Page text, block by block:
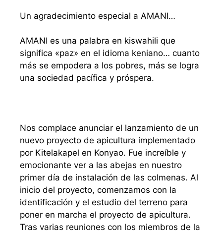
Un agradecimiento especial a AMANI…
AMANI es una palabra en kiswahili que
significa «paz» en el idioma keniano… cuanto
más se empodera a los pobres, más se logra
una sociedad pacífica y próspera.
Nos complace anunciar el lanzamiento de un
nuevo proyecto de apicultura implementado
por Kitelakapel en Konyao. Fue increíble y
emocionante ver a las abejas en nuestro
primer día de instalación de las colmenas. Al
inicio del proyecto, comenzamos con la
identificación y el estudio del terreno para
poner en marcha el proyecto de apicultura.
Tras varias reuniones con los miembros de la